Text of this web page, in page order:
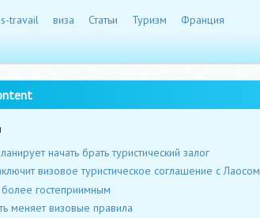
travail виза Статьи Туризм
Франция
начать брать туристический залог
визовое туристическое соглашение с Лаосом
более гостеприимным
меняет визовые правила